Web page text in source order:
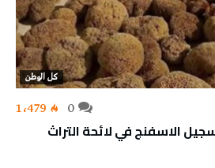
كل الوطن
1٬479